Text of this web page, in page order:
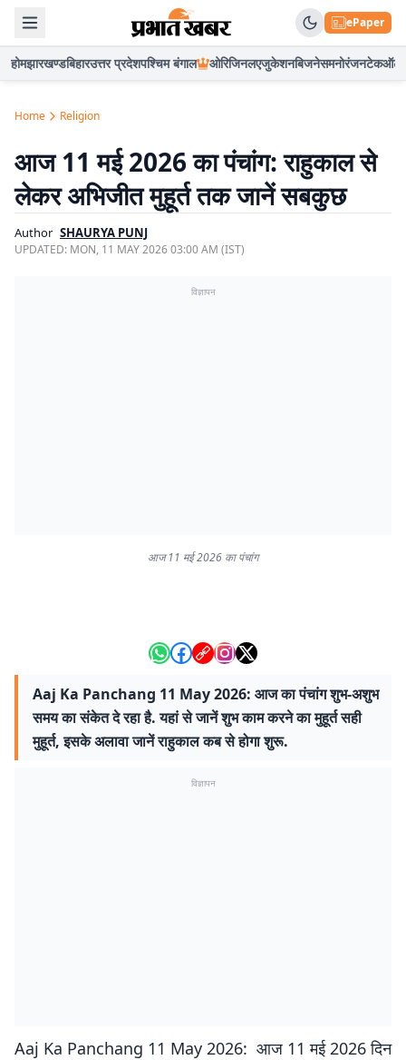
ePaper
होमझारखण्डबिहारउत्तर प्रदेशपश्चिम बंगाल ओरिजिनलएजुकेशनबिजनेसमनोरंजनटेकऑटो
Home Religion
आज 11 मई 2026 का पंचांग: राहुकाल से
लेकर अभिजीत मुहूर्त तक जानें सबकुछ
Author SHAURYA PUNJ
UPDATED: MON, 11 MAY 2026 03:00 AM (IST)
विज्ञापन
आज 11 मई 2026 का पंचांग
Aaj Ka Panchang 11 May 2026: आज का पंचांग शुभ-अशुभ
समय का संकेत दे रहा है. यहां से जानें शुभ काम करने का मुहूर्त सही
मुहूर्त, इसके अलावा जानें राहुकाल कब से होगा शुरू.
विज्ञापन
Aaj Ka Panchang 11 May 2026: आज 11 मई 2026 दिन